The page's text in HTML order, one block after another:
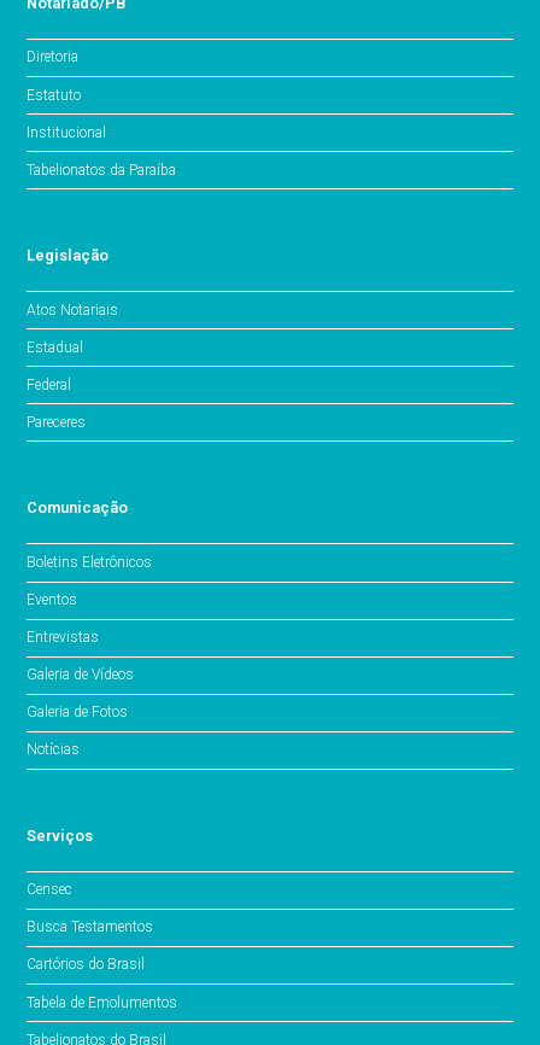
Diretoria
Estatuto
Institucional
Tabelionatos da Paraíba
Legislação
Atos Notariais
Estadual
Federal
Pareceres
Comunicação
Boletins Eletrônicos
Eventos
Entrevistas
Galeria de Vídeos
Galeria de Fotos
Notícias
Serviços
Censec
Busca Testamentos
Cartórios do Brasil
Tabela de Emolumentos
Tabelionatos do Brasil